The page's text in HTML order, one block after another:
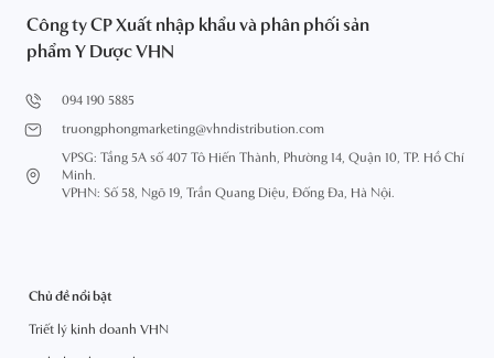
Công ty CP Xuất nhập khẩu và phân phối sản
phẩm Y Dược VHN
094 190 5885
truongphongmarketing@vhndistribution.com
VPSG: Tầng 5A số 407 Tô Hiến Thành, Phường 14, Quận 10, TP. Hồ Chí
Minh.
VPHN: Số 58, Ngõ 19, Trần Quang Diệu, Đống Đa, Hà Nội.
Chủ đề nổi bật
Triết lý kinh doanh VHN